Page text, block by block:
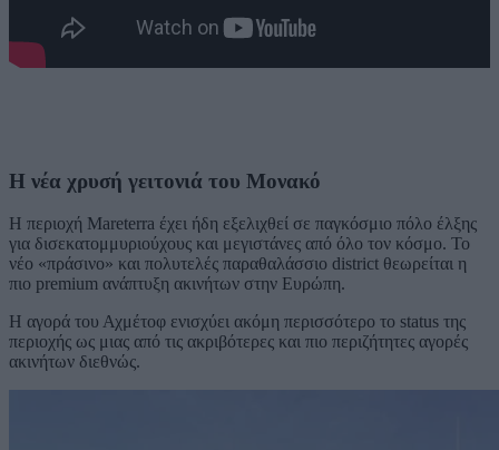
Η νέα χρυσή γειτονιά του Μονακό
Η περιοχή Mareterra έχει ήδη εξελιχθεί σε παγκόσμιο πόλο έλξης
για δισεκατομμυριούχους και μεγιστάνες από όλο τον κόσμο. Το
νέο «πράσινο» και πολυτελές παραθαλάσσιο district θεωρείται η
πιο premium ανάπτυξη ακινήτων στην Ευρώπη.
Η αγορά του Αχμέτοφ ενισχύει ακόμη περισσότερο το status της
περιοχής ως μιας από τις ακριβότερες και πιο περιζήτητες αγορές
ακινήτων διεθνώς.